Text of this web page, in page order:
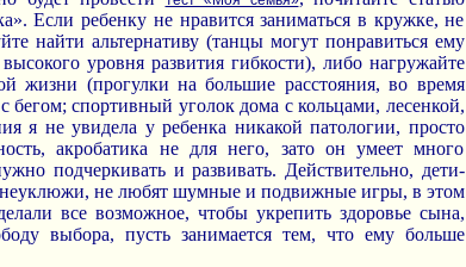
Если ребенку не нравится заниматься в кружке, не
найти альтернативу (танцы могут понравиться ему
уровня развития гибкости), либо нагружайте
жизни (прогулки на большие расстояния, во время
бегом; спортивный уголок дома с кольцами, лесенкой,
я не увидела у ребенка никакой патологии, просто
акробатика не для него, зато он умеет много
подчеркивать и развивать. Действительно, дети-
неуклюжи, не любят шумные и подвижные игры, в этом
все возможное, чтобы укрепить здоровье сына,
выбора, пусть занимается тем, что ему больше